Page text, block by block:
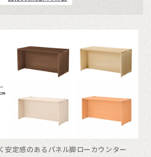
安定感のあるパネル脚ローカウンター